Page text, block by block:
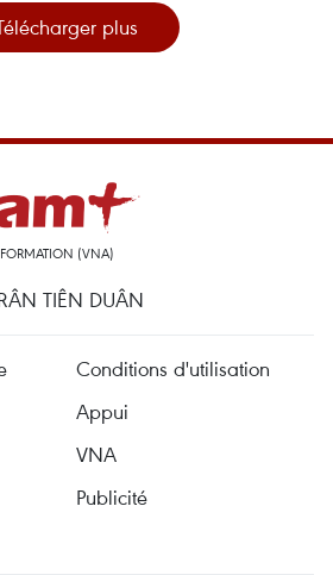
plus
(VNA)
TIÊN DUÂN
Conditions d'utilisation
Appui
VNA
Publicité